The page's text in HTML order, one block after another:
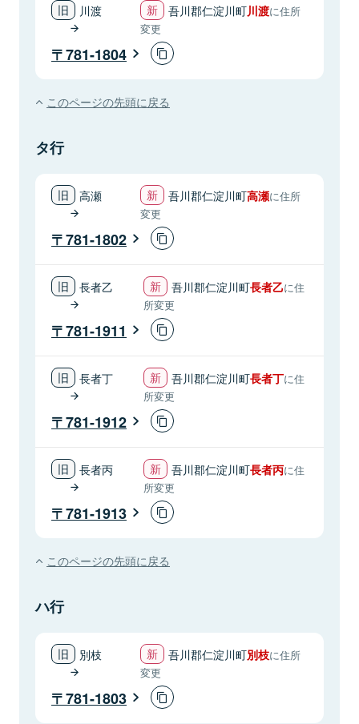
川渡 吾川郡仁淀川町川渡に住所
変更
781-1804
このページの先頭に戻る
タ行
高瀬 吾川郡仁淀川町高瀬に住所
変更
781-1802
長者乙 吾川郡仁淀川町長者乙に住
所変更
781-1911
長者丁 吾川郡仁淀川町長者丁に住
所変更
781-1912
長者丙 吾川郡仁淀川町長者丙に住
所変更
781-1913
このページの先頭に戻る
ハ行
別枝 吾川郡仁淀川町別枝に住所
変更
781-1803